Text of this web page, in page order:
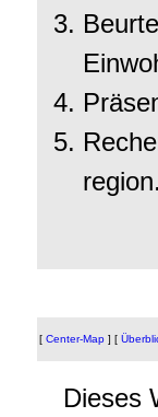
region.
[ Center-Map ] [
Dieses